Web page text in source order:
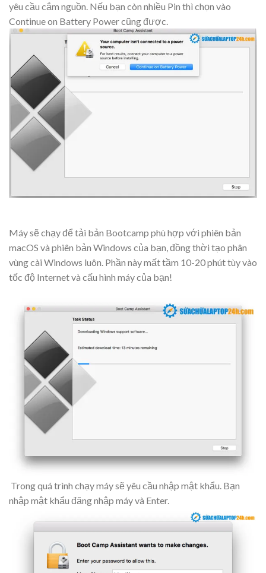
yêu cầu cắm nguồn. Nếu bạn còn nhiều Pin thì chọn vào
Continue on Battery Power cũng được.
Máy sẽ chạy để tải bản Bootcamp phù hợp với phiên bản
macOS và phiên bản Windows của bạn, đồng thời tạo phân
vùng cài Windows luôn. Phần này mất tầm 10-20 phút tùy vào
tốc độ Internet và cấu hình máy của bạn!
Trong quá trình chạy máy sẽ yêu cầu nhập mật khẩu. Bạn
nhập mật khẩu đăng nhập máy và Enter.